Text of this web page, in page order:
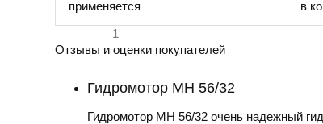
применяется
в
1
Отзывы и оценки покупателей
Гидромотор МН 56/32
Гидромотор МН 56/32 очень надежный